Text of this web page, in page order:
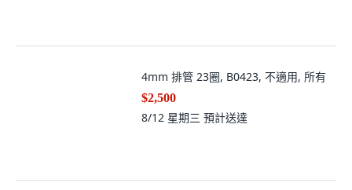
4mm 排管 23圈, B0423, 不適用, 所有
$2,500
8/12 星期三 預計送達